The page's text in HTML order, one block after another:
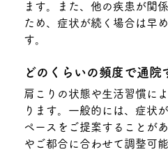
ます。また、他の疾患が関
ため、症状が続く場合は早
す。
どのくらいの頻度で通院
肩こりの状態や生活習慣に
ります。一般的には、症状
ペースをご提案することが
やご都合に合わせて調整可